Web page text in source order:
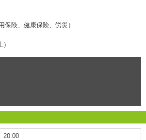
保険、健康保険、労災）
20:00